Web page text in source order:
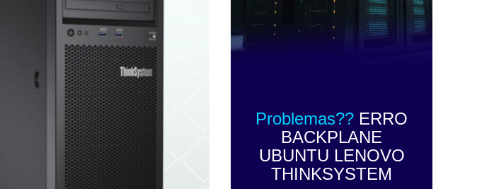
Problemas?? ERRO
BACKPLANE
UBUNTU LENOVO
THINKSYSTEM